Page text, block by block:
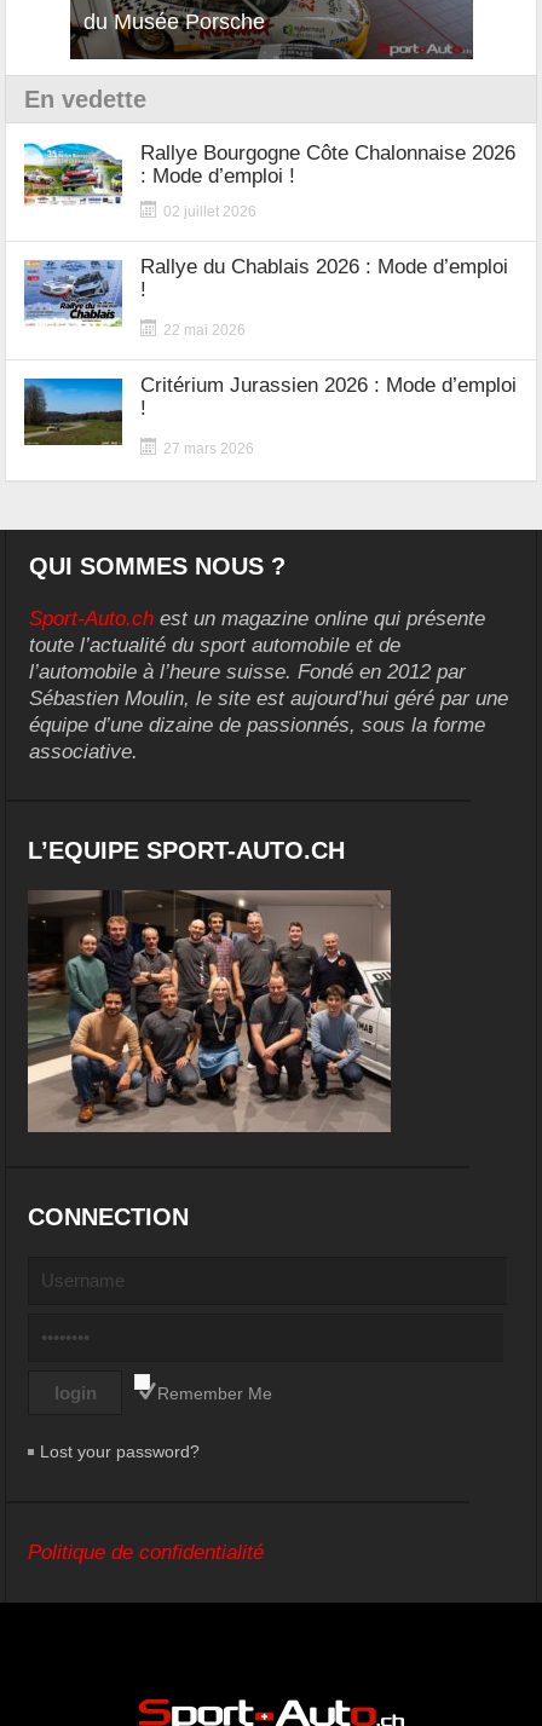
du Musée Porsche
En vedette
Rallye Bourgogne Côte Chalonnaise 2026
: Mode d’emploi !
02 juillet 2026
Rallye du Chablais 2026 : Mode d’emploi
!
22 mai 2026
Critérium Jurassien 2026 : Mode d’emploi
!
27 mars 2026
QUI SOMMES NOUS ?
Sport-Auto.ch est un magazine online qui présente
toute l’actualité du sport automobile et de
l’automobile à l’heure suisse. Fondé en 2012 par
Sébastien Moulin, le site est aujourd’hui géré par une
équipe d’une dizaine de passionnés, sous la forme
associative.
L’EQUIPE SPORT-AUTO.CH
CONNECTION
Remember Me
Lost your password?
Politique de confidentialité